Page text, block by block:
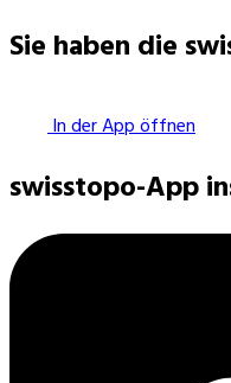
Sie haben die
In der App öffnen
swisstopo-App